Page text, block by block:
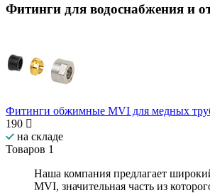
Фитинги для водоснабжения и
Фитинги обжимные MVI для медных
190
на складе
Товаров 1
Наша компания предлагает
MVI, значительная часть из